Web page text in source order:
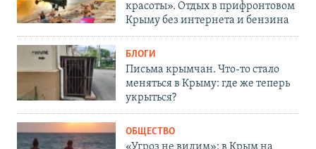
красоты». Отдых в прифронтовом
Крыму без интернета и бензина
БЛОГИ
Письма крымчан. Что-то стало
меняться в Крыму: где же теперь
укрыться?
ОБЩЕСТВО